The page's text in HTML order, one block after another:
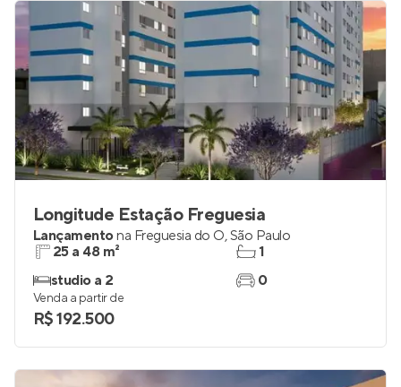
Longitude Estação Freguesia
Lançamentona Freguesia do Ó,São Paulo
25 a 48 m²
studio a 2
1
0
Venda a partir de
R$ 192.500